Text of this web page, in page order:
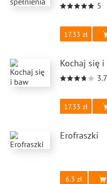
5
17.33
Kochaj się i
3.7
17.33
Erofraszki
6.3